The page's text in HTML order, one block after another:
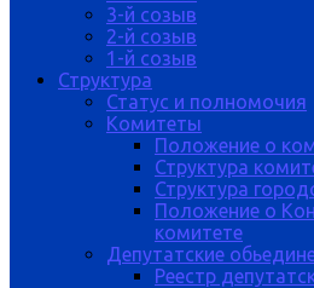
3-й созыв
2-й созыв
1-й созыв
Структура
Статус и полномочия
Комитеты
Положение о
Структура
Структура
Положение о
комитете
Депутатские
Реестр